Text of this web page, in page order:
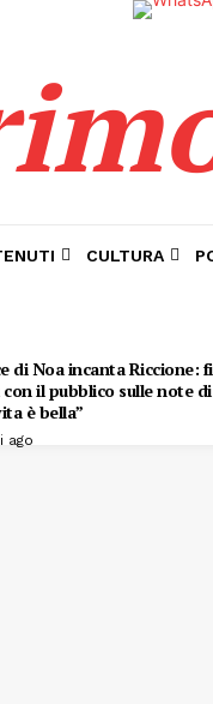
CULTURA
di Noa incanta Riccione:
il pubblico sulle note di
è bella”
ago